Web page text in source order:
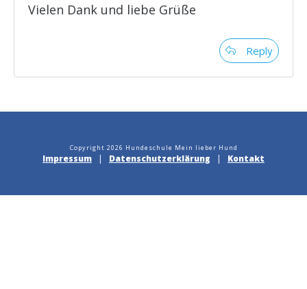
Vielen Dank und liebe Grüße
Reply
Copyright 2026 Hundeschule Mein lieber Hund
Impressum | Datenschutzerklärung | Kontakt